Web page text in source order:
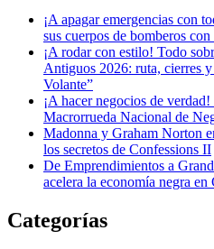
¡A apagar emergencias con
sus cuerpos de bomberos
¡A rodar con estilo! Todo
Antiguos 2026: ruta, cierres
Volante”
¡A hacer negocios de
Macrorrueda Nacional de
Madonna y Graham Norton
los secretos de Confessions II
De Emprendimientos a
acelera la economía negra en
Categorías